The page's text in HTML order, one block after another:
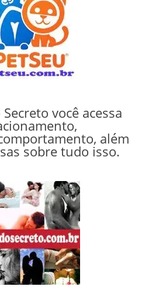
você acessa
além
sobre tudo isso.